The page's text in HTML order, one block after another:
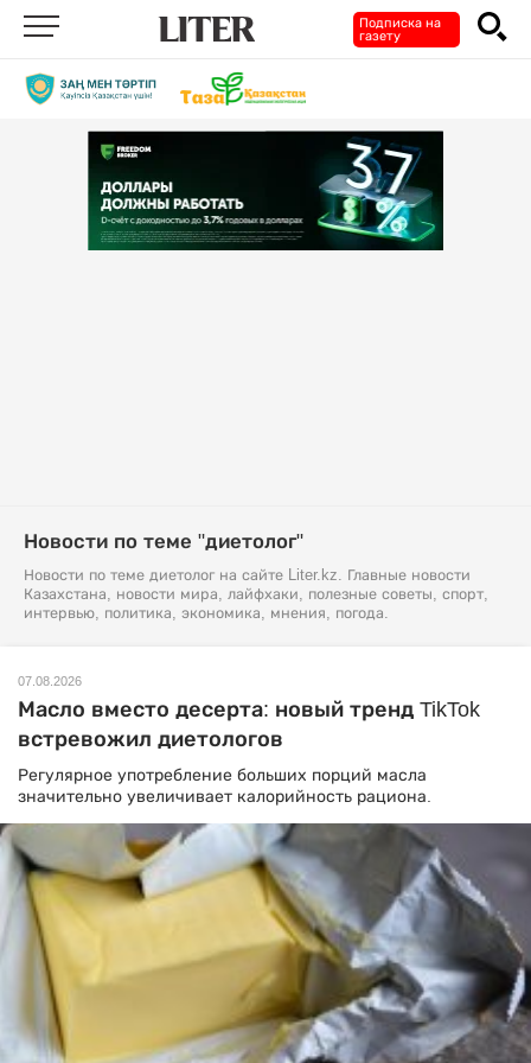
Подписка на
газету
Новости по теме "диетолог"
Новости по теме диетолог на сайте Liter.kz. Главные новости
Казахстана, новости мира, лайфхаки, полезные советы, спорт,
интервью, политика, экономика, мнения, погода.
07.08.2026
Масло вместо десерта: новый тренд TikTok
встревожил диетологов
Регулярное употребление больших порций масла
значительно увеличивает калорийность рациона.